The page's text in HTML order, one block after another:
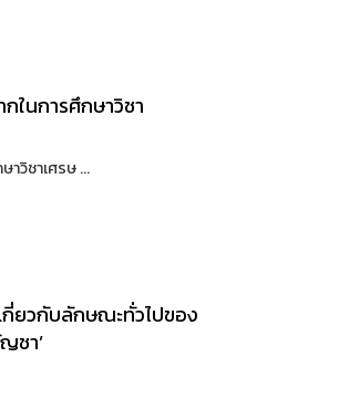
ในการศึกษาวิชา
วิชาเศรษ ...
กี่ยวกับลักษณะทั่วไปของ
ชา’